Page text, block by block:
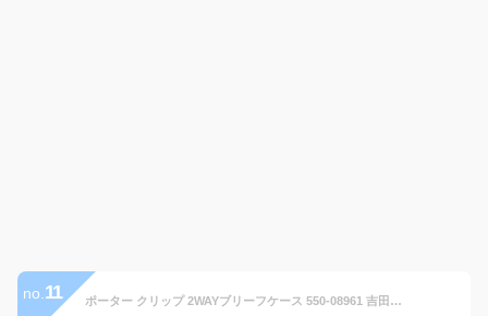
no. 11 ポーター クリップ 2WAYブリーフケース 550-08961 吉田カバン ビジネスバッグ メンズ ブランド 軽量 拡張 2WAY A4 B4 PORTER